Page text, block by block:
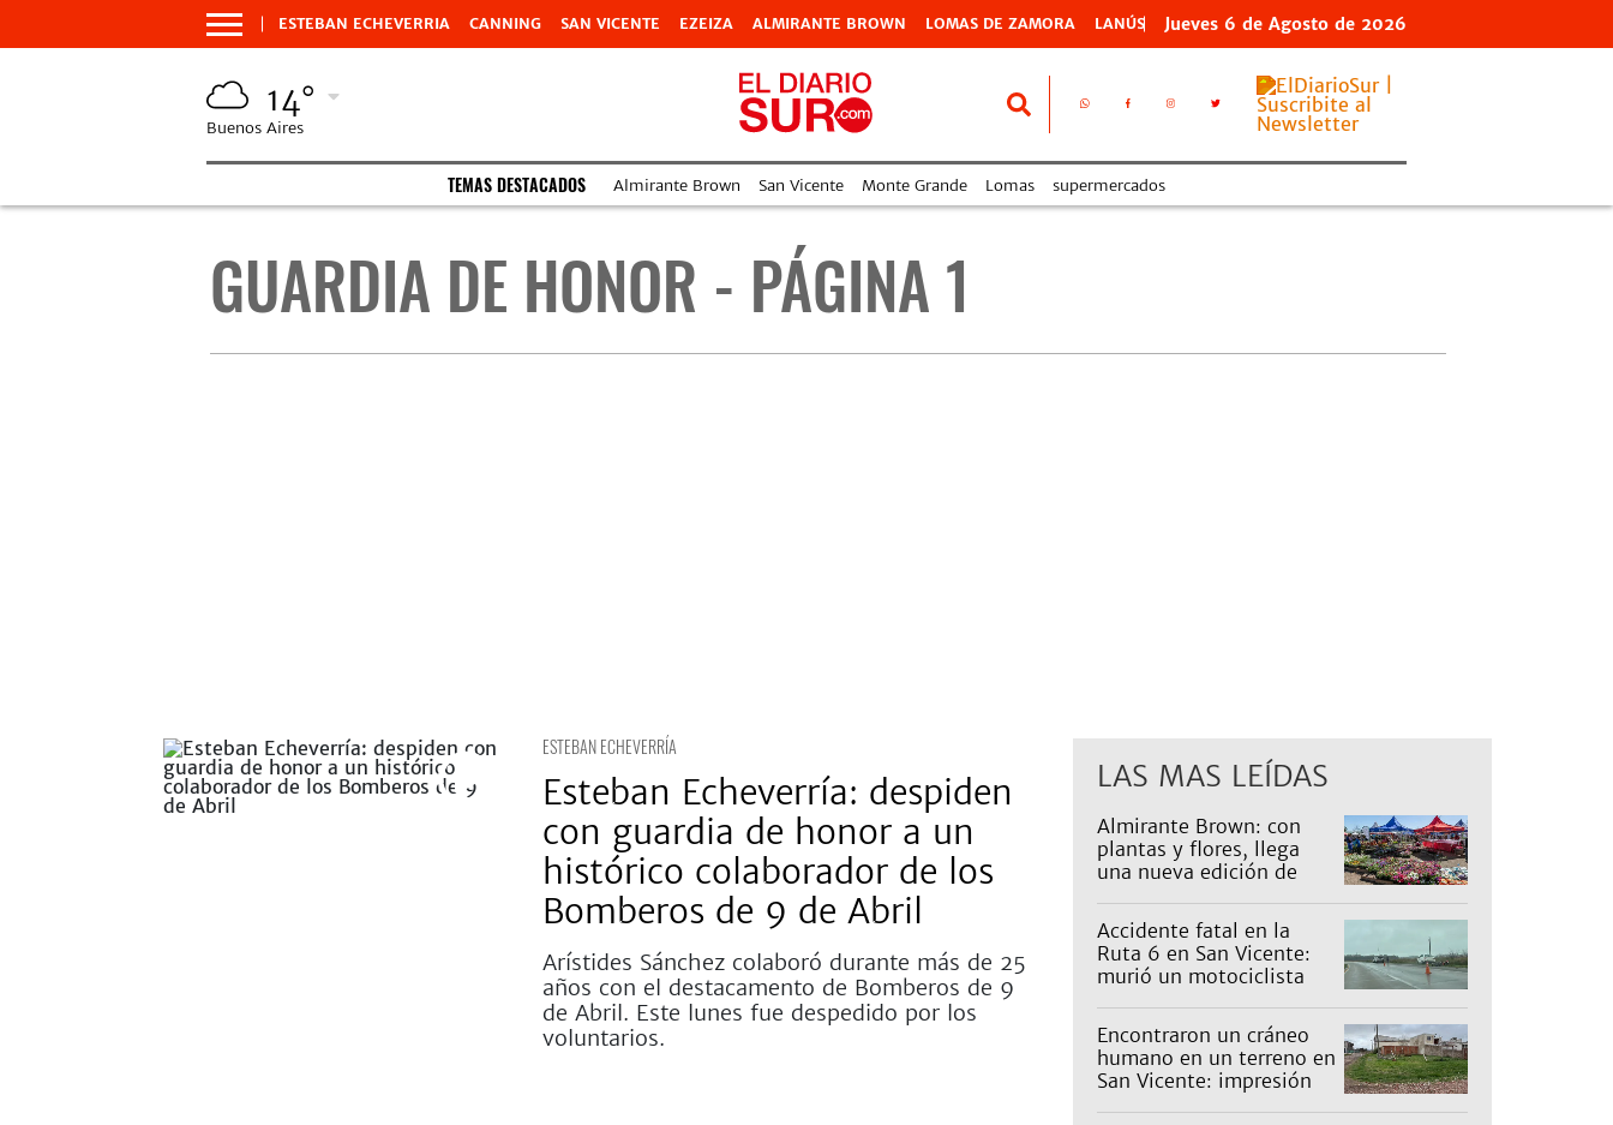
ESTEBAN ECHEVERRIA CANNING SAN VICENTE EZEIZA ALMIRANTE BROWN LOMAS DE ZAMORA LANÚS Jueves 6 de Agosto de 2026
14°
Buenos Aires
TEMAS DESTACADOS Almirante Brown San Vicente Monte Grande Lomas supermercados
GUARDIA DE HONOR - PÁGINA 1
ESTEBAN ECHEVERRÍA
Esteban Echeverría: despiden
con guardia de honor a un
histórico colaborador de los
Bomberos de 9 de Abril
Arístides Sánchez colaboró durante más de 25
años con el destacamento de Bomberos de 9
de Abril. Este lunes fue despedido por los
voluntarios.
LAS MAS LEÍDAS
Almirante Brown: con
plantas y flores, llega
una nueva edición de
Accidente fatal en la
Ruta 6 en San Vicente:
murió un motociclista
Encontraron un cráneo
humano en un terreno en
San Vicente: impresión